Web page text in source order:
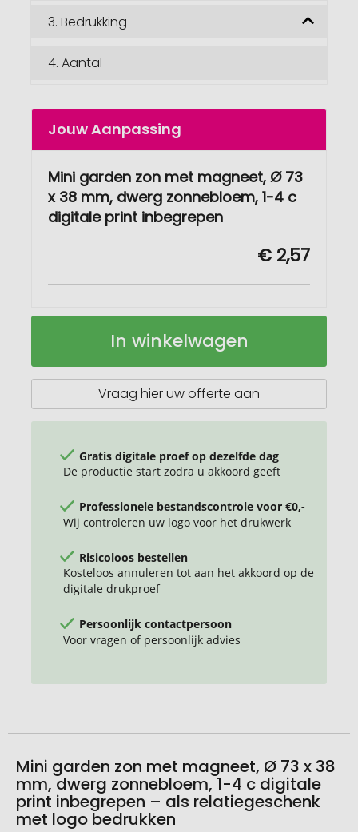
3. Bedrukking
4. Aantal
Jouw Aanpassing
Mini garden zon met magneet, Ø 73
x 38 mm, dwerg zonnebloem, 1-4 c
digitale print inbegrepen
€ 2,57
Mini
met
Op
In winkelwagen
Vraag hier uw offerte aan
Gratis digitale proef op dezelfde dag
De productie start zodra u akkoord geeft
Professionele bestandscontrole voor €0,-
Wij controleren uw logo voor het drukwerk
Risicoloos bestellen
Kosteloos annuleren tot aan het akkoord op de
digitale drukproef
Persoonlijk contactpersoon
Voor vragen of persoonlijk advies
Mini garden zon met magneet, Ø 73 x 38
mm, dwerg zonnebloem, 1-4 c digitale
print inbegrepen – als relatiegeschenk
met logo bedrukken